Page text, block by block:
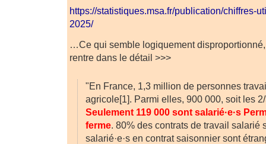
https://statistiques.msa.fr/publication/chiffres-
2025/
…Ce qui semble logiquement disproportionné,
rentre dans le détail >>>
"En France, 1,3 million de personnes
agricole[1]. Parmi elles, 900 000, soit les 2/
Seulement 119 000 sont salarié·e·s
ferme. 80% des contrats de travail salarié
salarié·e·s en contrat saisonnier sont